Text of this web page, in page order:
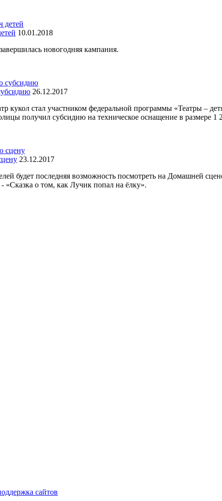
10.01.2018
новогодняя кампания.
26.12.2017
кукол стал участником федеральной программы «Театры –
получил субсидию на техническое оснащение в размере 1
23.12.2017
будет последняя возможность посмотреть на Домашней
о том, как Лучик попал на ёлку».
сайтов